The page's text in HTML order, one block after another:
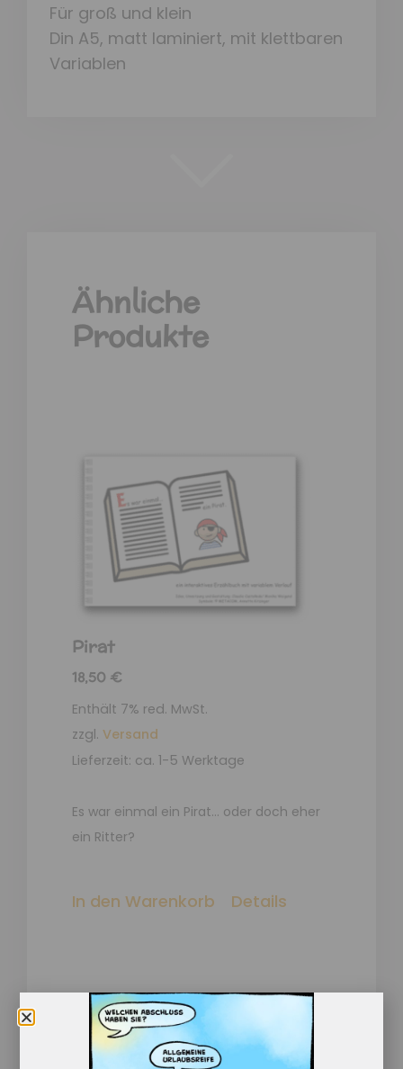
Für groß und klein
Din A5, matt laminiert, mit klettbaren
Variablen
Ähnliche
Produkte
Pirat
18,50 €
Enthält 7% red. MwSt.
zzgl. Versand
Lieferzeit: ca. 1-5 Werktage
Es war einmal ein Pirat… oder doch eher
ein Ritter?
In den Warenkorb Details